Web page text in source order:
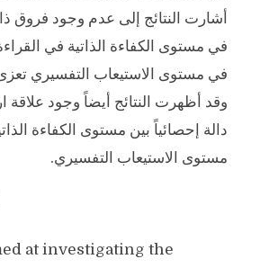
أشارت النتائج إلى عدم وجود فروق
في مستوى الكفاءة الذاتية في
في مستوى الاستيعاب التفسيري
وقد أظهرت النتائج أيضاً وجود علاقة
دالة إحصائياً بين مستوى الكفاءة
مستوى الاستيعاب التفسيري.
at investigating the